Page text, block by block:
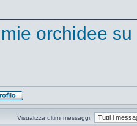
orchidee su
Visualizza ultimi messaggi: